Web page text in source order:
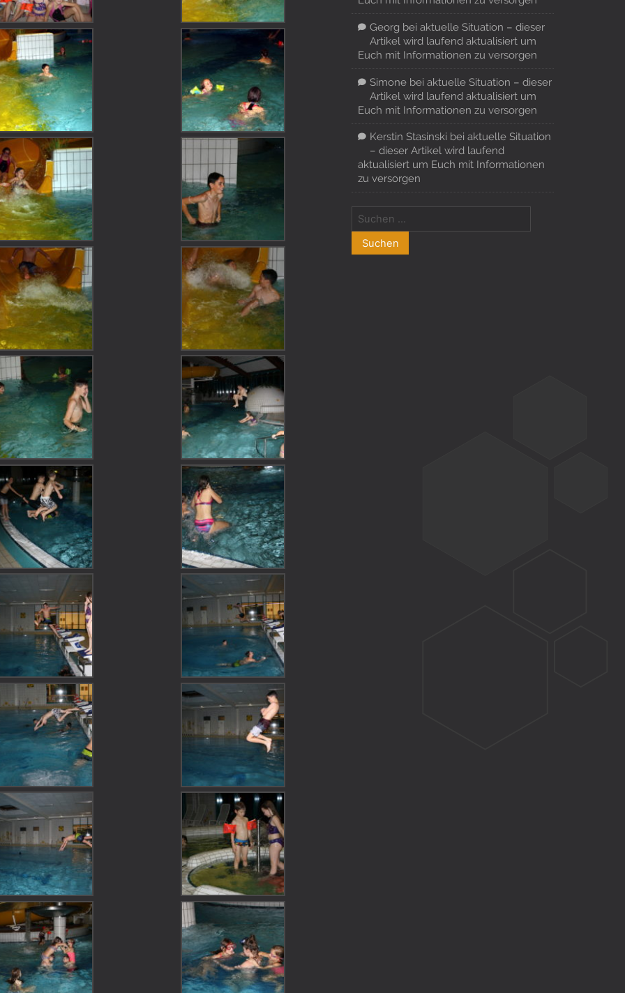
Georg bei aktuelle Situation – dieser
Artikel wird laufend aktualisiert um
Euch mit Informationen zu versorgen
Simonebei aktuelle Situation – dieser
Artikel wird laufend aktualisiert um
Euch mit Informationen zu versorgen
Kerstin Stasinski bei aktuelle Situation
– dieser Artikel wird laufend
aktualisiert um Euch mit Informationen
zu versorgen